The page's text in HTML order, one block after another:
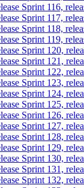
Sprint 116,
Sprint 117,
Sprint 118,
Sprint 119,
Sprint 120,
Sprint 121,
Sprint 122,
Sprint 123,
Sprint 124,
Sprint 125,
Sprint 126,
Sprint 127,
Sprint 128,
Sprint 129,
Sprint 130,
Sprint 131,
Sprint 132,